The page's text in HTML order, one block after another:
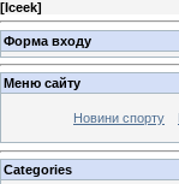
[Iceek]
Форма входу
Меню сайту
Новини спорту
Categories